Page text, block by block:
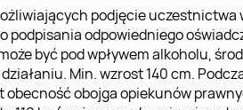
podjęcie uczestnictwa
podpisania odpowiedniego
być pod wpływem alkoholu,
Min. wzrost 140 cm.
obojga opiekunów